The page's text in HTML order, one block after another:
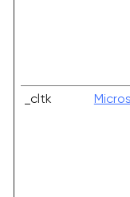
_cltk